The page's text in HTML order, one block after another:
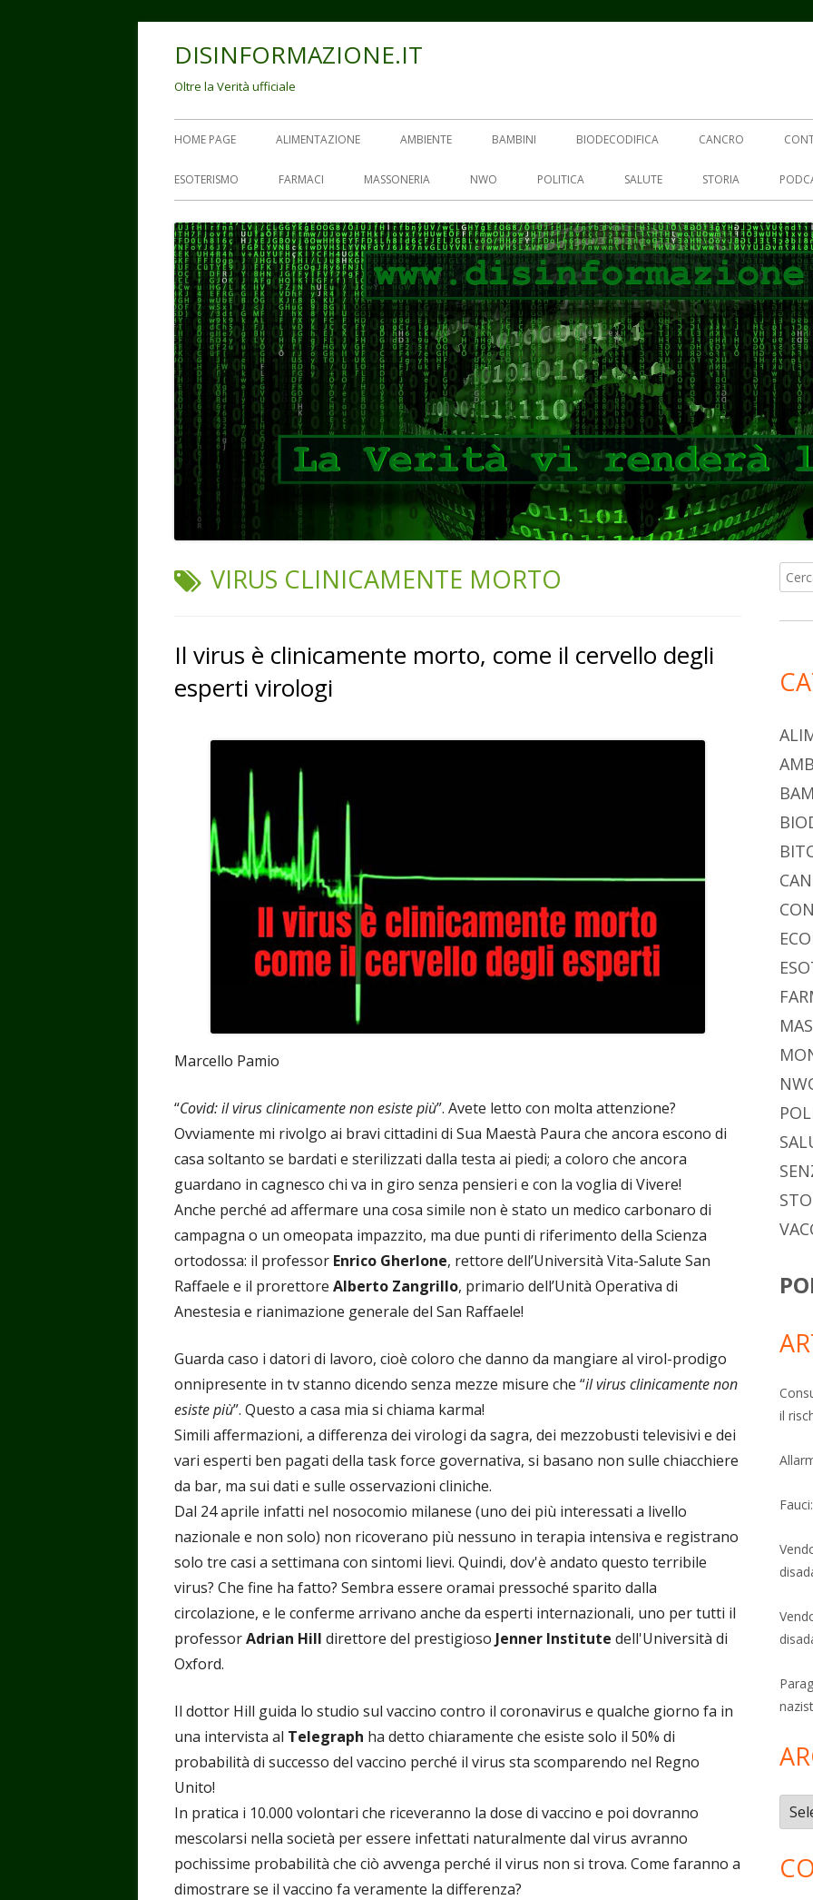
DISINFORMAZIONE.IT
Oltre la Verità ufficiale
Menu
principale
HOME PAGE ALIMENTAZIONE AMBIENTE BAMBINI BIODECODIFICA CANCRO
ESOTERISMO FARMACI MASSONERIA NWO POLITICA SALUTE STORIA
TAG:
VIRUS CLINICAMENTE MORTO
Il virus è clinicamente morto, come il cervello degli
esperti virologi
Marcello Pamio
“Covid: il virus clinicamente non esiste più”. Avete letto con molta attenzione?
Ovviamente mi rivolgo ai bravi cittadini di Sua Maestà Paura che ancora escono di
casa soltanto se bardati e sterilizzati dalla testa ai piedi; a coloro che ancora
guardano in cagnesco chi va in giro senza pensieri e con la voglia di Vivere!
Anche perché ad affermare una cosa simile non è stato un medico carbonaro di
campagna o un omeopata impazzito, ma due punti di riferimento della Scienza
ortodossa: il professor Enrico Gherlone, rettore dell’Università Vita-Salute San
Raffaele e il prorettore Alberto Zangrillo, primario dell’Unità Operativa di
Anestesia e rianimazione generale del San Raffaele!
Guarda caso i datori di lavoro, cioè coloro che danno da mangiare al virol-prodigo
onnipresente in tv stanno dicendo senza mezze misure che “il virus clinicamente non
esiste più”. Questo a casa mia si chiama karma!
Simili affermazioni, a differenza dei virologi da sagra, dei mezzobusti televisivi e dei
vari esperti ben pagati della task force governativa, si basano non sulle chiacchiere
da bar, ma sui dati e sulle osservazioni cliniche.
Dal 24 aprile infatti nel nosocomio milanese (uno dei più interessati a livello
nazionale e non solo) non ricoverano più nessuno in terapia intensiva e registrano
solo tre casi a settimana con sintomi lievi. Quindi, dov'è andato questo terribile
virus? Che fine ha fatto? Sembra essere oramai pressoché sparito dalla
circolazione, e le conferme arrivano anche da esperti internazionali, uno per tutti il
professorAdrian Hill direttore del prestigioso Jenner Institute dell'Università di
Oxford.
Il dottor Hill guida lo studio sul vaccino contro il coronavirus e qualche giorno fa in
una intervista al Telegraph ha detto chiaramente che esiste solo il 50% di
probabilità di successo del vaccino perché il virus sta scomparendo nel Regno
Unito!
In pratica i 10.000 volontari che riceveranno la dose di vaccino e poi dovranno
mescolarsi nella società per essere infettati naturalmente dal virus avranno
pochissime probabilità che ciò avvenga perché il virus non si trova. Come faranno a
dimostrare se il vaccino fa veramente la differenza?
per:
il